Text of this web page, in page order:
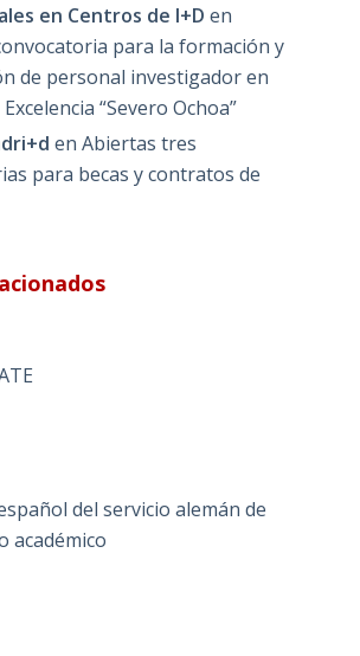
en Centros de I+D en
para la formación y
de personal investigador en
“Severo Ochoa”
en Abiertas tres
para becas y contratos de
del servicio alemán de
académico